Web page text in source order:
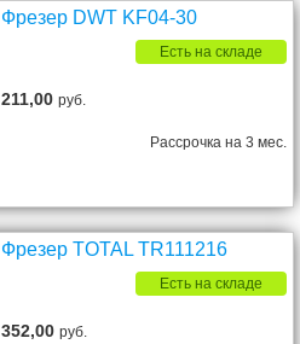
Фрезер DWT KF04-30
Есть на складе
211,00руб.
Рассрочка на 3 мес.
Фрезер TOTAL TR111216
Есть на складе
352,00руб.